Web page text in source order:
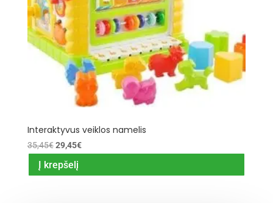
Interaktyvus veiklos namelis
35,45€ Original
price
was:
29,45€Current
Į krepšelį